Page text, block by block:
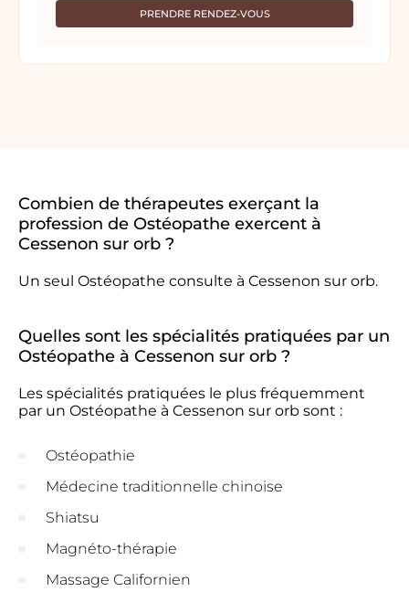
PRENDRE RENDEZ-VOUS
Combien de thérapeutes exerçant la
profession de Ostéopathe exercent à
Cessenon sur orb ?
Un seul Ostéopathe consulte à Cessenon sur orb.
Quelles sont les spécialités pratiquées par un
Ostéopathe à Cessenon sur orb ?
Les spécialités pratiquées le plus fréquemment
par un Ostéopathe à Cessenon sur orb sont :
Ostéopathie
Médecine traditionnelle chinoise
Shiatsu
Magnéto-thérapie
Massage Californien